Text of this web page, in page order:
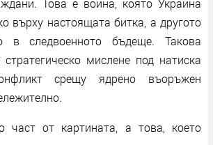
Това е война, която Украйна
върху настоящата битка, а другото
в следвоенното бъдеще. Такова
мислене под натиска
срещу ядрено въоръжен
от картината, а това, което